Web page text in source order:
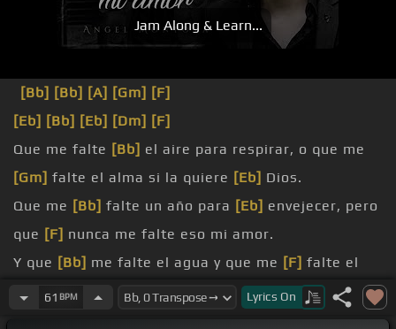
Jam Along & Learn...
[Bb] [Bb] [A] [Gm] [F]
[Eb] [Bb] [Eb] [Dm] [F]
Que me falte [Bb] el aire para respirar, o que me
[Gm] falte el alma si la quiere [Eb] Dios.
Que me [Bb] falte un año para [Eb] envejecer, pero
que [F] nunca me falte eso mi amor.
Y que [Bb] me falte el agua y que me [F] falte el
viento, que me falte todo lo que aún no[Eb] tengo.
[F]millón de
61 BPM Lyrics On